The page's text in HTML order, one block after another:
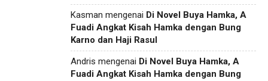
Kasman mengenai Di Novel Buya Hamka, A
Fuadi Angkat Kisah Hamka dengan Bung
Karno dan Haji Rasul
Andris mengenai Di Novel Buya Hamka, A
Fuadi Angkat Kisah Hamka dengan Bung